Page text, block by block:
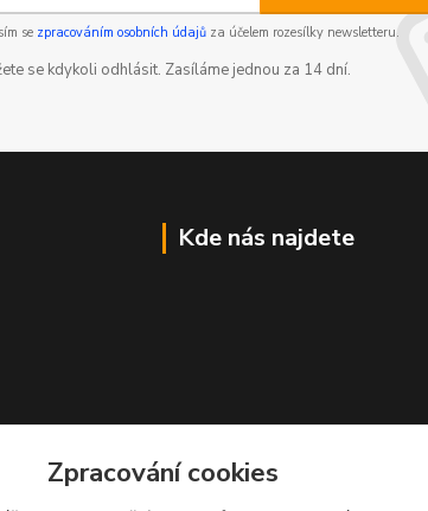
se zpracováním osobních údajůza účelem rozesílky newsletteru.
se kdykoli odhlásit. Zasíláme jednou za 14 dní.
Kde nás najdete
Zpracování cookies